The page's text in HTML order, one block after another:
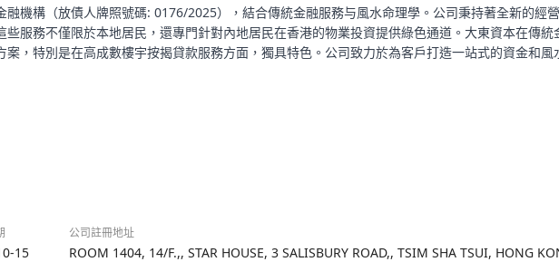
融機構（放債人牌照號碼: 0176/2025），結合傳統金融服務与風水命理學。公司秉持著全新的經
些服務不僅限於本地居民，還專門針對內地居民在香港的物業投資提供綠色通道。大東資本在傳
，特別是在高成數樓宇按揭貸款服務方面，獨具特色。公司致力於為客戶打造一站式的資金和
公司註冊地址
15 ROOM 1404, 14/F.,, STAR HOUSE, 3 SALISBURY ROAD,, TSIM SHA TSUI, HONG